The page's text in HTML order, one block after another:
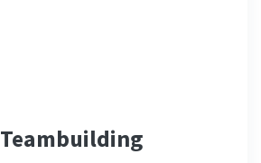
Teambuilding